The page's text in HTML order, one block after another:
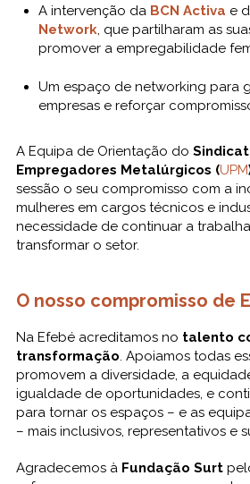
A intervenção da BCN Activa e
Network , que partilharam as
promover a empregabilidade
Um espaço de networking para
empresas e reforçar
A Equipa de Orientação do
Empregadores Metalúrgicos (UPM
sessão o seu compromisso com a
mulheres em cargos técnicos e
necessidade de continuar a
transformar o setor.
O nosso compromisso de
Na Efebé acreditamos no talento
transformação . Apoiamos todas
promovem a diversidade, a
igualdade de oportunidades, e
para tornar os espaços – e as
– mais inclusivos, representativos e
Agradecemos à Fundação Surt